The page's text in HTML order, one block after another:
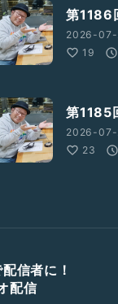
第1186
2026-07-
19
第1185
2026-07-
23
信者に！
配信